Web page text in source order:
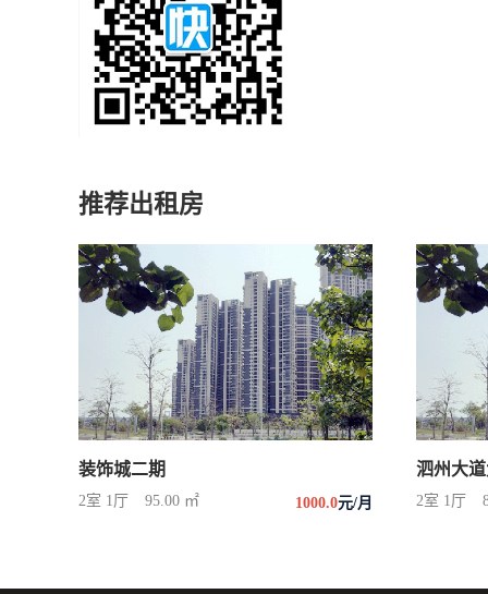
推荐出租房
装饰城二期
2室 1厅 95.00 ㎡ 1000.0元/月
泗州大
2室 1厅